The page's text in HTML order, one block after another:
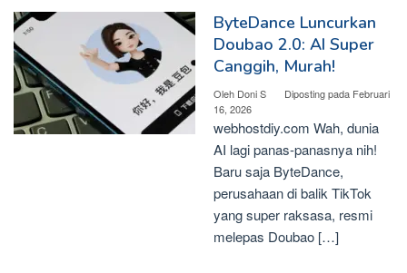
ByteDance Luncurkan
Doubao 2.0: AI Super
Canggih, Murah!
Oleh Doni S Diposting pada Februari
16, 2026
webhostdiy.com Wah, dunia
AI lagi panas-panasnya nih!
Baru saja ByteDance,
perusahaan di balik TikTok
yang super raksasa, resmi
melepas Doubao […]